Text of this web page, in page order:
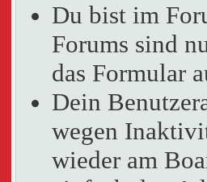
Du bist im
Forums sind
das Formular
Dein
wegen
wieder am